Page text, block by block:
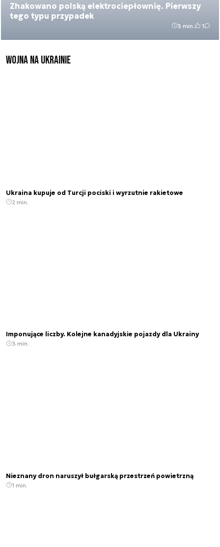
Zhakowano polską elektrociepłownię. Pierwszy
tego typu przypadek
3 min. 1
Wojna na Ukrainie
Ukraina kupuje od Turcji pociski i wyrzutnie rakietowe
2 min.
Imponujące liczby. Kolejne kanadyjskie pojazdy dla Ukrainy
3 min.
Nieznany dron naruszył bułgarską przestrzeń powietrzną
1 min.